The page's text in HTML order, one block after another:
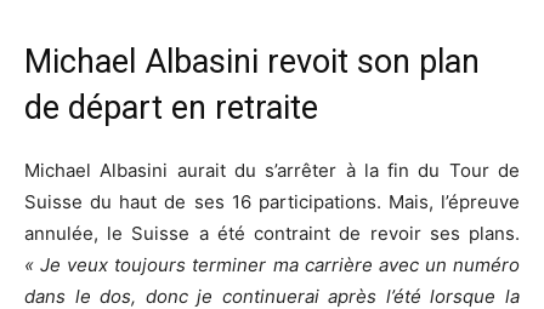
Michael Albasini revoit son plan
de départ en retraite
Michael Albasini aurait du s’arrêter à la fin du Tour de
Suisse du haut de ses 16 participations. Mais, l’épreuve
annulée, le Suisse a été contraint de revoir ses plans.
« Je veux toujours terminer ma carrière avec un numéro
dans le dos, donc je continuerai après l’été lorsque la